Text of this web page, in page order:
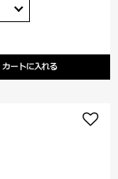
カートに入れる